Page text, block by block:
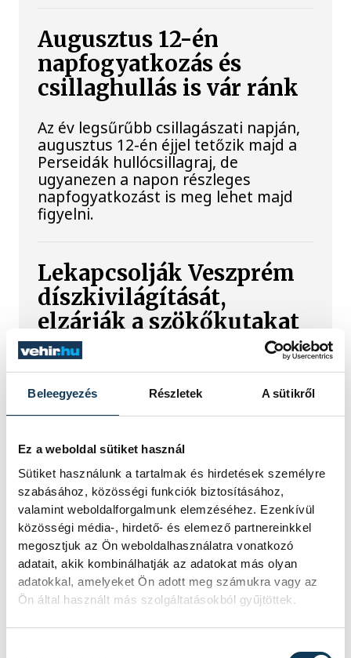
Beleegyezés Részletek A sütikről
Ez a weboldal sütiket használ
Sütiket használunk a tartalmak és hirdetések személyre
szabásához, közösségi funkciók biztosításához,
valamint weboldalforgalmunk elemzéséhez. Ezenkívül
közösségi média-, hirdető- és elemező partnereinkkel
megosztjuk az Ön weboldalhasználatra vonatkozó
adatait, akik kombinálhatják az adatokat más olyan
adatokkal, amelyeket Ön adott meg számukra vagy az
Ön által használt más szolgáltatásokból gyűjtöttek.
Augusztus 12-én
napfogyatkozás és
csillaghullás is vár ránk
Az év legsűrűbb csillagászati napján,
augusztus 12-én éjjel tetőzik majd a
Perseidák hullócsillagraj, de
ugyanezen a napon részleges
napfogyatkozást is meg lehet majd
figyelni.
Lekapcsolják Veszprém
díszkivilágítását,
elzárják a szökőkutakat
A kormány energiatakarékossági
felhívásához csatlakozva Veszprém
városa és Veszprémi Főegyházmegye
is lekapcsolta a veszprémi épületek
Mi történik a
balatonalmádi
teniszpályák körül?
Bérleti vita, megszakadt
egyeztetések és egy
tisztázatlan jogi eljárás